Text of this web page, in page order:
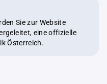
Sie zur Website
Österreich.